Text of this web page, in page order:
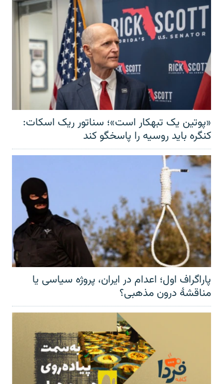
«پوتین یک تبهکار است»؛ سناتور ریک اسکات:
کنگره باید روسیه را پاسخگو کند
پاراگراف اول؛ اعدام در ایران، پروژه سیاسی یا
مناقشهٔ درون مذهبی؟